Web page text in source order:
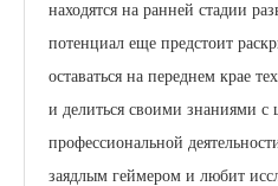
находятся на ранней стадии
потенциал еще предстоит
оставаться на переднем крае
и делиться своими знаниями
профессиональной
заядлым геймером и любит